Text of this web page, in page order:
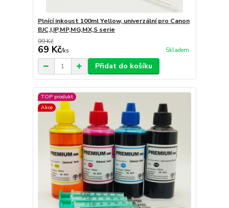
Plnící inkoust 100ml Yellow, univerzální pro Canon
BJC,I,IP,MP,MG,MX,S serie
99 Kč
69 Kč/ks Skladem
Přidat do košíku
TOP produkt
Akce